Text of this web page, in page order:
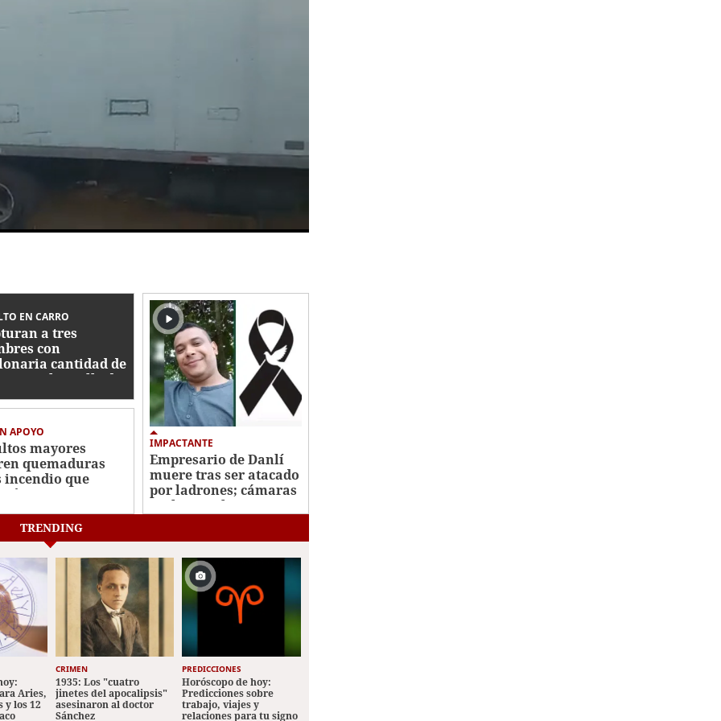
EN CARRO
a tres
con
cantidad de
en el muelle de
APOYO
mayores
quemaduras
incendio que
con seis
en barrio
Martín
IMPACTANTE
Empresario de Danlí
muere tras ser atacado
por ladrones; cámaras
grabaron el crimen
TRENDING
Aries,
y los 12
CRIMEN
1935: Los "cuatro
jinetes del apocalipsis"
asesinaron al doctor
Sánchez
PREDICCIONES
Horóscopo de hoy:
Predicciones sobre
trabajo, viajes y
relaciones para tu signo